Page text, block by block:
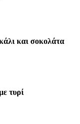
και σοκολάτα
τυρί